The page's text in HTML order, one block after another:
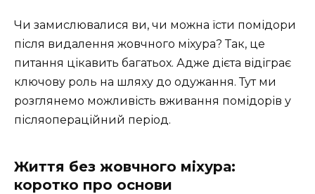
Чи замислювалися ви, чи можна їсти помідори
після видалення жовчного міхура? Так, це
питання цікавить багатьох. Адже дієта відіграє
ключову роль на шляху до одужання. Тут ми
розглянемо можливість вживання помідорів у
післяопераційний період.
Життя без жовчного міхура:
коротко про основи